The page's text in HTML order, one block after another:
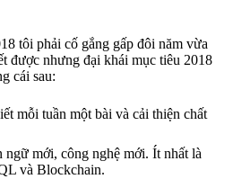
tôi phải cố gắng gấp đôi năm vừa
được nhưng đại khái mục tiêu 2018
cái sau:
mỗi tuần một bài và cải thiện chất
ngữ mới, công nghệ mới. Ít nhất là
và Blockchain.